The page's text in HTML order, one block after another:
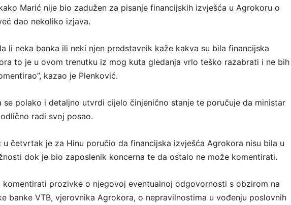
Marić nije bio zadužen za pisanje financijskih izvješća u Agrokoru o
dao nekoliko izjava.
li neka banka ili neki njen predstavnik kaže kakva su bila financijska
to je u ovom trenutku iz mog kuta gledanja vrlo teško razabrati i ne bih
kazao je Plenković.
se polako i detaljno utvrdi cijelo činjenično stanje te poručuje da ministar
radi svoj posao.
u četvrtak je za Hinu poručio da financijska izvješća Agrokora nisu bila u
dok je bio zaposlenik koncerna te da ostalo ne može komentirati.
komentirati prozivke o njegovoj eventualnoj odgovornosti s obzirom na
banke VTB, vjerovnika Agrokora, o nepravilnostima u vođenju poslovnih